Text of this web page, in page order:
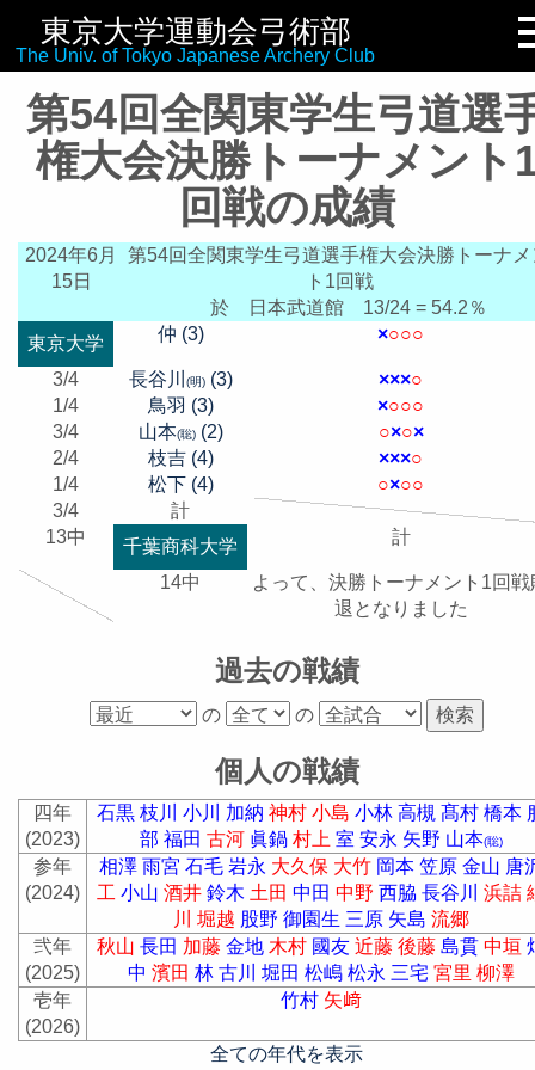
東京大学運動会弓術部
The Univ. of Tokyo Japanese Archery Club
リンク集
第54回全関東学生弓道選
権大会決勝トーナメント
回戦の成績
2024年6月
15日
第54回全関東学生弓道選手権大会決勝トーナ
ト1回戦
於 日本武道館
13/24 = 54.2％
東京大学
仲 (3) ×○○○
3/4 長谷川 (明)(3) ×××○
1/4
鳥羽 (3) ×○○○
3/4
山本(聡)(2) ○×○×
2/4
枝吉 (4) ×××○
1/4
松下 (4) ○×○○
3/4
計
13中
千葉商科大学 計
14中
よって、決勝トーナメント1回戦
退となりました
過去の戦績
の の
個人の戦績
四年
(2023)
石黒 枝川 小川 加納 神村 小島 小林 高槻 髙村 橋本
部 福田 古河 眞鍋 村上 室 安永 矢野 山本(聡)
参年
(2024)
相澤 雨宮 石毛 岩永 大久保 大竹 岡本 笠原 金山 唐
工 小山 酒井 鈴木 土田 中田 中野 西脇 長谷川 浜詰
川 堀越 股野 御園生 三原 矢島 流郷
弐年
(2025)
秋山 長田 加藤 金地 木村 國友 近藤 後藤 島貫 中垣
中 濱田 林 古川 堀田 松嶋 松永 三宅 宮里 柳澤
壱年
(2026)
竹村 矢﨑
全ての年代を表示